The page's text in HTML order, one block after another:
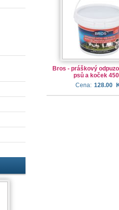
Bros - práškový
psů a koček
Cena: 128.00